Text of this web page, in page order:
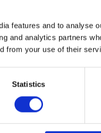
features and to analyse
and analytics partners
from your use of their
Statistics